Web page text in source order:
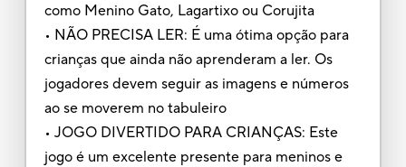
como Menino Gato, Lagartixo ou Corujita
• NÃO PRECISA LER: É uma ótima opção para
crianças que ainda não aprenderam a ler. Os
jogadores devem seguir as imagens e números
ao se moverem no tabuleiro
• JOGO DIVERTIDO PARA CRIANÇAS: Este
jogo é um excelente presente para meninos e